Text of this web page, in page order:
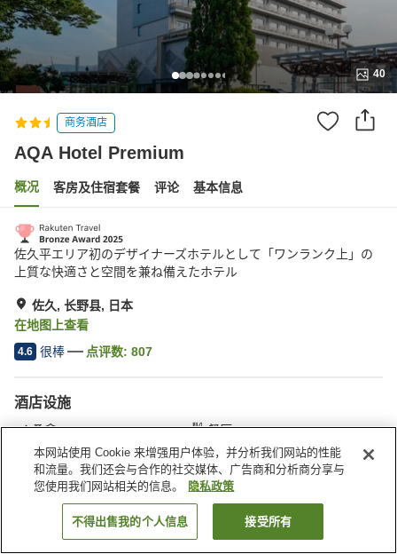
40
商务酒店
AQA Hotel Premium
概况 客房及住宿套餐 评论 基本信息
佐久平エリア初のデザイナーズホテルとして「ワンランク上」の
上質な快適さと空間を兼ね備えたホテル
佐久, 长野县, 日本
在地图上查看
4.6 很棒 点评数: 807
酒店设施
桑拿
餐厅
休息室
自动售货机
首页 日本 长野县 佐久 AQA Hotel Premium
搜索客房
本网站使用 Cookie 来增强用户体验，并分析我们网站的性能
和流量。我们还会与合作的社交媒体、广告商和分析商分享与
您使用我们网站相关的信息。
隐私政策
不得出售我的个人信息 接受所有